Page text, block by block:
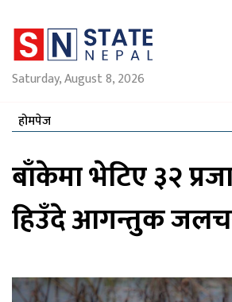
Saturday, August 8, 2026
होमपेज
बाँकेमा भेटिए ३२
हिउँदे आगन्तुक